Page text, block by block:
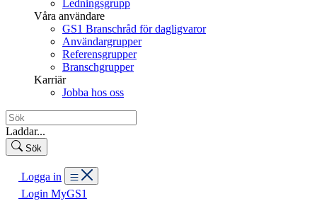
Ledningsgrupp
Våra användare
GS1 Branschråd för dagligvaror
Användargrupper
Referensgrupper
Branschgrupper
Karriär
Jobba hos oss
Laddar...
Sök
Logga in
Login MyGS1